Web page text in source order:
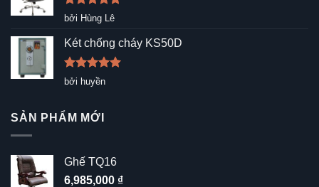
Được xếp
5
sao
bởi Hùng Lê
Két chống cháy KS50D
Được xếp
hạng5
bởi huyền
SẢN PHẨM MỚI
Ghế TQ16
6,985,000 ₫